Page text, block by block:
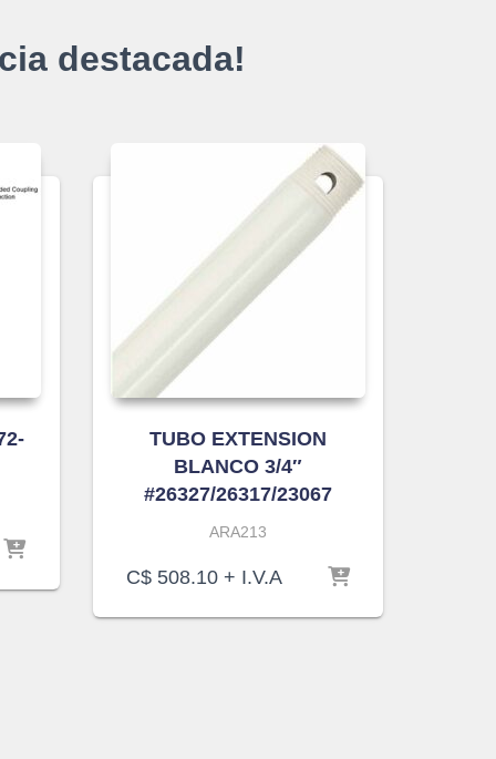
destacada!
TUBO EXTENSION
BLANCO 3/4″
#26327/26317/23067
ARA213
C$508.10+ I.V.A